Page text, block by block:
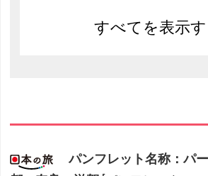
すべてを表示す
パンフレット名称：パ